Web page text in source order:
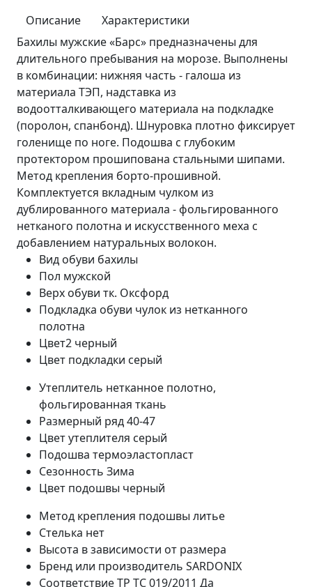
Описание
Характеристики
Бахилы мужские «Барс» предназначены для
длительного пребывания на морозе. Выполнены
в комбинации: нижняя часть - галоша из
материала ТЭП, надставка из
водоотталкивающего материала на подкладке
(поролон, спанбонд). Шнуровка плотно фиксирует
голенище по ноге. Подошва с глубоким
протектором прошипована стальными шипами.
Метод крепления борто-прошивной.
Комплектуется вкладным чулком из
дублированного материала - фольгированного
нетканого полотна и искусственного меха с
добавлением натуральных волокон.
Вид обуви бахилы
Пол мужской
Верх обуви тк. Оксфорд
Подкладка обуви чулок из нетканного
полотна
Цвет2 черный
Цвет подкладки серый
Утеплитель нетканное полотно,
фольгированная ткань
Размерный ряд40-47
Цвет утеплителя серый
Подошва термоэластопласт
Сезонность Зима
Цвет подошвы черный
Метод крепления подошвы литье
Стелька нет
Высота в зависимости от размера
Бренд или производитель SARDONIX
Соответствие ТР ТС 019/2011 Да